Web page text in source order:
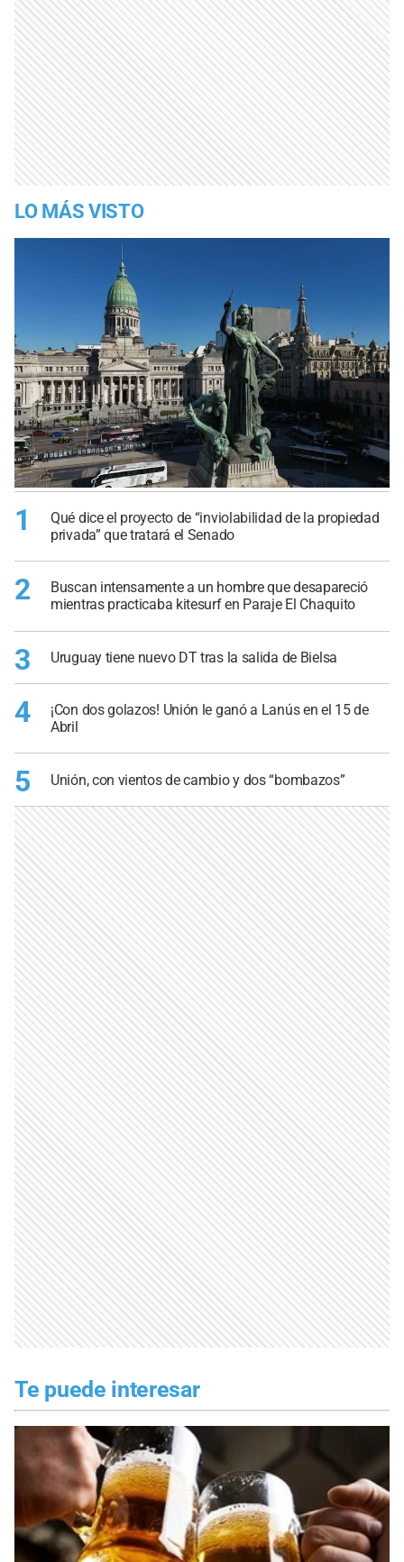
LO MÁS VISTO
1
Qué dice el proyecto de “inviolabilidad de la propiedad
privada” que tratará el Senado
2
Buscan intensamente a un hombre que desapareció
mientras practicaba kitesurf en Paraje El Chaquito
3 Uruguay tiene nuevo DT tras la salida de Bielsa
4
¡Con dos golazos! Unión le ganó a Lanús en el 15 de
Abril
5 Unión, con vientos de cambio y dos “bombazos”
Te puede interesar